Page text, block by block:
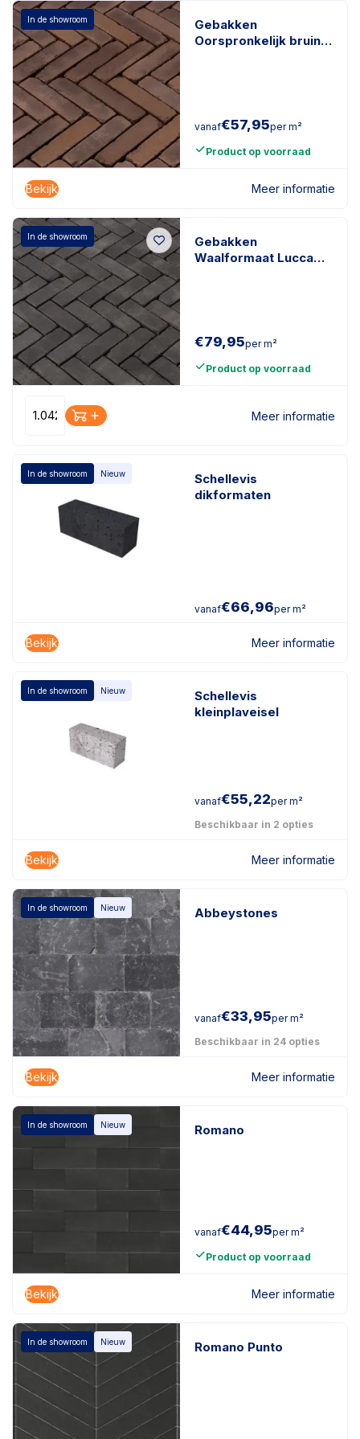
In de showroom
Gebakken
Oorspronkelijk bruin
vanaf€57,95per m²
Product op voorraad
Bekijk Meer informatie
In de showroom
Gebakken
Waalformaat Lucca
€79,95per m²
Product op voorraad
Meer informatie
In de showroom Nieuw
Schellevis
dikformaten
vanaf€66,96per m²
Bekijk Meer informatie
In de showroom Nieuw
Schellevis
kleinplaveisel
vanaf€55,22per m²
Beschikbaar in 2 opties
Bekijk Meer informatie
In de showroom Nieuw Abbeystones
vanaf€33,95per m²
Beschikbaar in 24 opties
Bekijk Meer informatie
In de showroom Nieuw Romano
vanaf€44,95per m²
Product op voorraad
Bekijk Meer informatie
In de showroom Nieuw Romano Punto